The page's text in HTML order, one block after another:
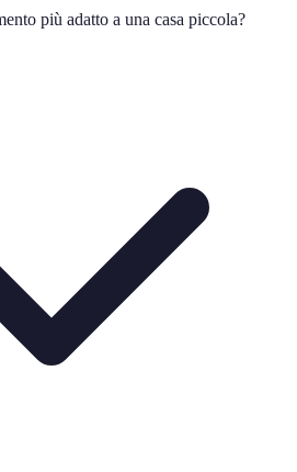
più adatto a una casa piccola?